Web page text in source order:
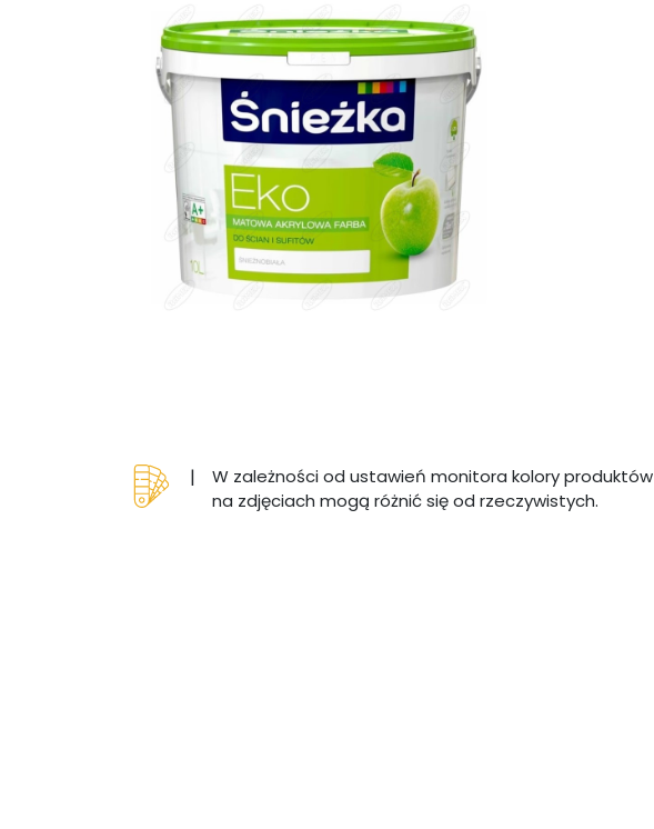
|
W zależności od ustawień monitora kolory produktów
na zdjęciach mogą różnić się od rzeczywistych.